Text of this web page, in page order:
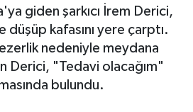
giden şarkıcı İrem Derici,
düşüp kafasını yere çarptı.
nedeniyle meydana
Derici, "Tedavi olacağım"
bulundu.